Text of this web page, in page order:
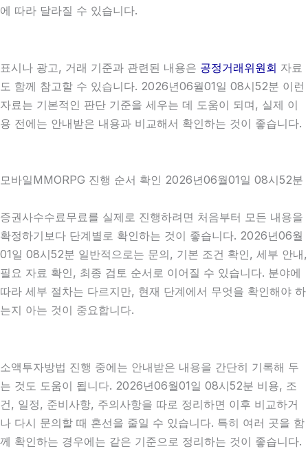
에 따라 달라질 수 있습니다.
표시나 광고, 거래 기준과 관련된 내용은 공정거래위원회 자료
도 함께 참고할 수 있습니다. 2026년06월01일 08시52분 이런
자료는 기본적인 판단 기준을 세우는 데 도움이 되며, 실제 이
용 전에는 안내받은 내용과 비교해서 확인하는 것이 좋습니다.
모바일MMORPG 진행 순서 확인 2026년06월01일 08시52분
증권사수수료무료를 실제로 진행하려면 처음부터 모든 내용을
확정하기보다 단계별로 확인하는 것이 좋습니다. 2026년06월
01일 08시52분 일반적으로는 문의, 기본 조건 확인, 세부 안내,
필요 자료 확인, 최종 검토 순서로 이어질 수 있습니다. 분야에
따라 세부 절차는 다르지만, 현재 단계에서 무엇을 확인해야 하
는지 아는 것이 중요합니다.
소액투자방법 진행 중에는 안내받은 내용을 간단히 기록해 두
는 것도 도움이 됩니다. 2026년06월01일 08시52분 비용, 조
건, 일정, 준비사항, 주의사항을 따로 정리하면 이후 비교하거
나 다시 문의할 때 혼선을 줄일 수 있습니다. 특히 여러 곳을 함
께 확인하는 경우에는 같은 기준으로 정리하는 것이 좋습니다.